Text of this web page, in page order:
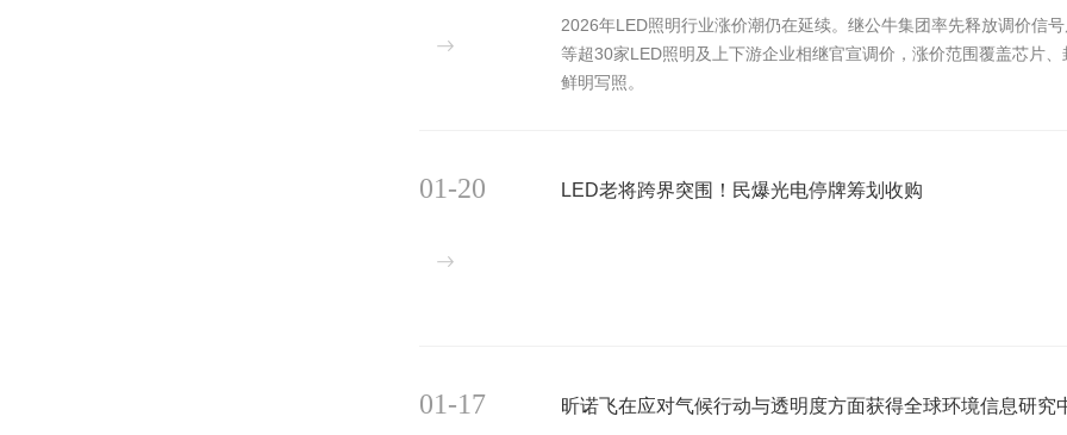
2026年LED照明行业涨价潮仍在延续。继公牛集团率先释放调价信
等超30家LED照明及上下游企业相继官宣调价，涨价范围覆盖芯片
鲜明写照。
LED老将跨界突围！民爆光电停牌筹划收购
01-20
昕诺飞在应对气候行动与透明度方面获得全球环境信息研究
01-17